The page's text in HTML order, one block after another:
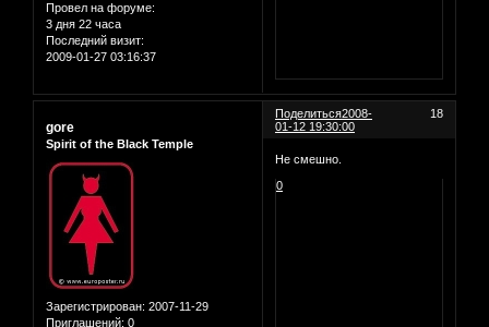
Провел на форуме:
3 дня 22 часа
Последний визит:
2009-01-27 03:16:37
Поделиться 18
2008-
01-12 19:30:00
gore
Spirit of the Black Temple
Зарегистрирован: 2007-11-29
Приглашений: 0
Не смешно.
0